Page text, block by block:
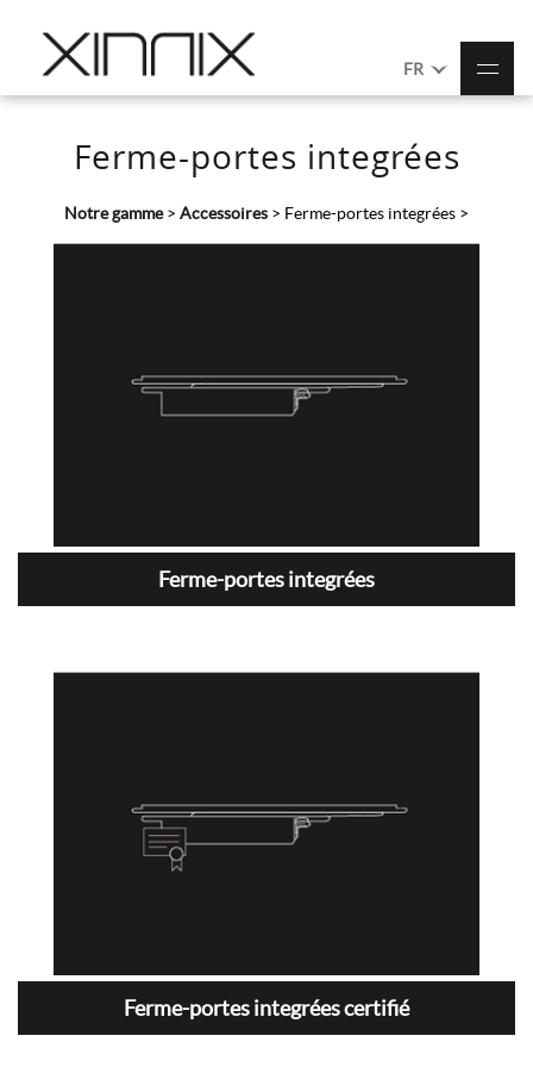
FR
Ferme-portes integrées
Notre gamme> Accessoires > Ferme-portes integrées >
Ferme-portes integrées
Ferme-portes integrées certifié